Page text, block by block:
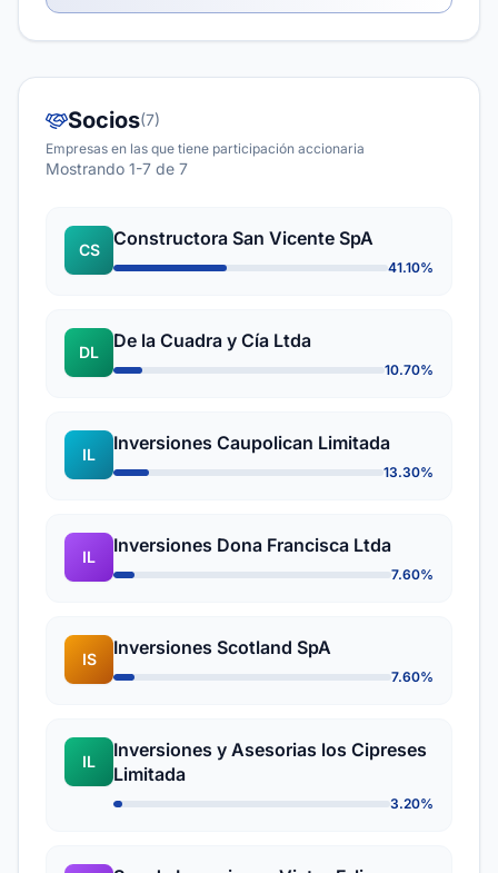
Socios(7)
Empresas en las que tiene participación accionaria
Mostrando 1-7 de 7
CS
Constructora San Vicente SpA
41.10%
DL
De la Cuadra y Cía Ltda
10.70%
IL
Inversiones Caupolican Limitada
13.30%
IL
Inversiones Dona Francisca Ltda
7.60%
IS
Inversiones Scotland SpA
7.60%
IL
Inversiones y Asesorias los Cipreses
Limitada
3.20%